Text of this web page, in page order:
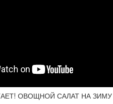
ОВОЩНОЙ САЛАТ НА